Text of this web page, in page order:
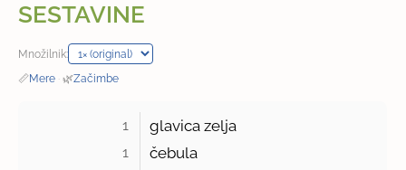
SESTAVINE
Množilnik:
📏Mere · 🌿Začimbe
1 glavica zelja
1 čebula